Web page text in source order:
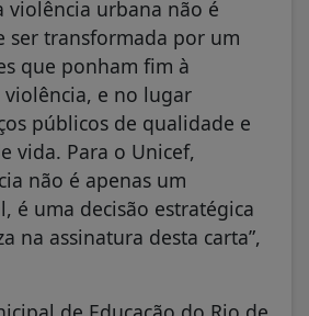
violência urbana não é
ser transformada por um
que ponham fim à
e no lugar
públicos de qualidade e
vida. Para o Unicef,
não é apenas um
é uma decisão estratégica
na assinatura desta carta”,